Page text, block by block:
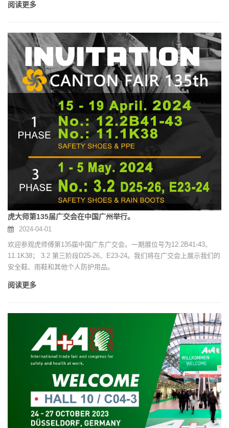
阅读更多
虎大师第135届广交会在中国广州举行。
2024-04-01
欢迎参观虎师傅第135届中国广东广交会。一期展位号为12.2B41-43、
11.1K38； 3.2 第三阶段D25-26、E23-24。我们将在广交会上展示我们的
安全鞋、雨鞋和其他个人防护用品。
阅读更多